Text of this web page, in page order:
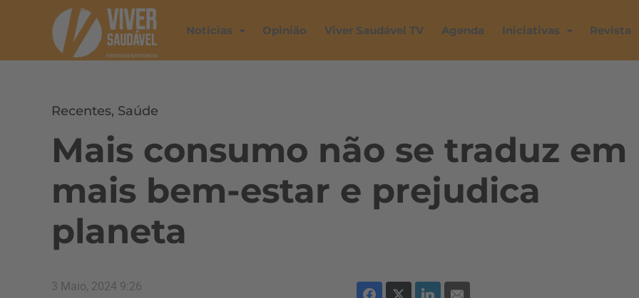
Notícias Opinião Viver Saudável TV Agenda Iniciativas Revista
Recentes, Saúde
Mais consumo não se traduz em
mais bem-estar e prejudica
planeta
3 Maio, 2024 9:26